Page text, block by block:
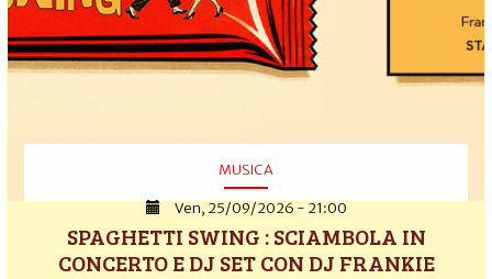
MUSICA
Ven, 25/09/2026 - 21:00
SPAGHETTI SWING : SCIAMBOLA IN
CONCERTO E DJ SET CON DJ FRANKIE